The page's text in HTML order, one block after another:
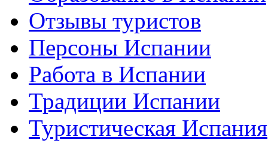
Отзывы туристов
Персоны Испании
Работа в Испании
Традиции Испании
Туристическая Испания